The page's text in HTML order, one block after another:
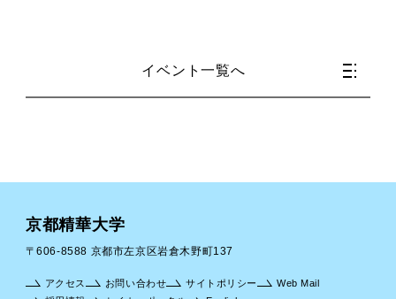
イベント一覧へ
京都精華大学
〒606-8588 京都市左京区岩倉木野町137
アクセス お問い合わせ サイトポリシー
Web Mail